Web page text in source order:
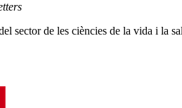
sector de les ciències de la vida i la